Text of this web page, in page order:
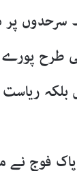
سرحدوں
طرح
بلکہ
پاک فوج